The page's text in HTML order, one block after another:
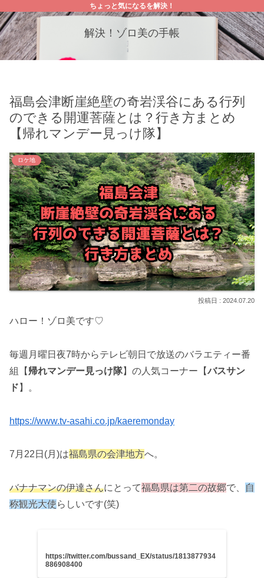
ちょっと気になるを解決！
解決！ゾロ美の手帳
福島会津断崖絶壁の奇岩渓谷にある行列
のできる開運菩薩とは？行き方まとめ
【帰れマンデー見っけ隊】
ロケ地
2024.07.20
ハロー！ゾロ美です♡
毎週月曜日夜7時からテレビ朝日で放送のバラエティー番
組【 帰れマンデー見っけ隊】の人気コーナー【バスサン
ド 】。
https://www.tv-asahi.co.jp/kaeremonday
7月22日(月)は福島県の会津地方へ。
バナナマンの伊達さんにとって福島県は第二の故郷で、
自
称観光大使らしいです(笑)
https://twitter.com/bussand_EX/status/1813877934
886908400